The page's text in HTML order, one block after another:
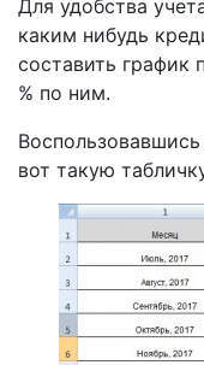
Для удобства
каким нибудь
составить
% по ним.
вот такую